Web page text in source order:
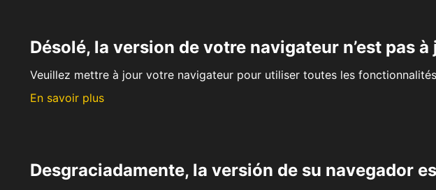
Désolé, la version de votre navigateur n’est pas à
Veuillez mettre à jour votre navigateur pour utiliser toutes les
En savoir plus
Desgraciadamente, la versión de su navegador